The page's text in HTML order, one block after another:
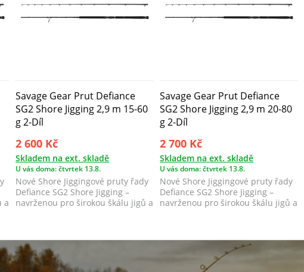
a
Savage Gear Prut Defiance
SG2 Shore Jigging 2,9 m 15-60
g 2-Díl
2 600 Kč
Skladem na ext. skladě
U vás doma: čtvrtek 13.8.
Nové Shore Jiggingové pruty řady
Defiance SG2 Shore Jigging –
navrženou pro širokou škálu jigů a
Savage Gear Prut Defiance
SG2 Shore Jigging 2,9 m 20-80
g 2-Díl
2 700 Kč
Skladem na ext. skladě
U vás doma: čtvrtek 13.8.
Nové Shore Jiggingové pruty řady
Defiance SG2 Shore Jigging –
navrženou pro širokou škálu jigů a